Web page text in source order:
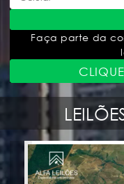
Faça parte da